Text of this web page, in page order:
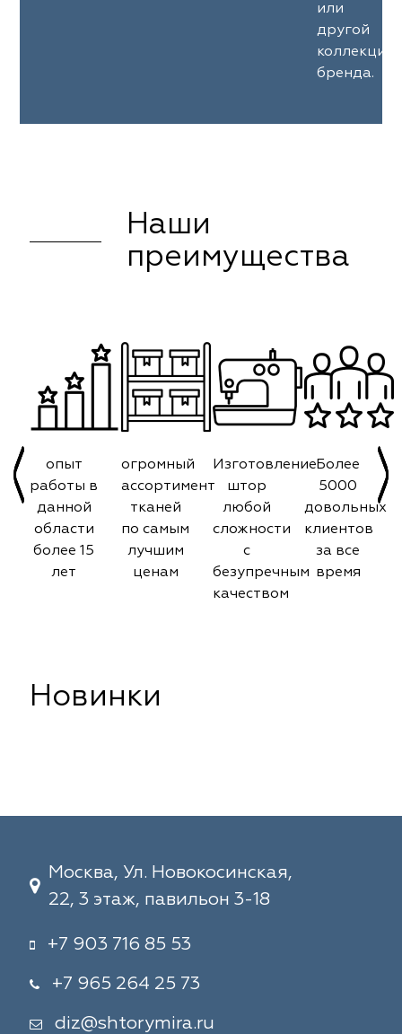
или
другой
коллекции
бренда.
Наши
преимущества
опыт
работы в
данной
области
более 15
лет
огромный
ассортимент
тканей
по самым
лучшим
ценам
Изготовление
штор
любой
сложности
с
безупречным
качеством
Более
5000
довольных
клиентов
за все
время
Новинки
Москва, Ул. Новокосинская,
22, 3 этаж, павильон 3-18
+7 903 716 85 53
+7 965 264 25 73
diz@shtorymira.ru